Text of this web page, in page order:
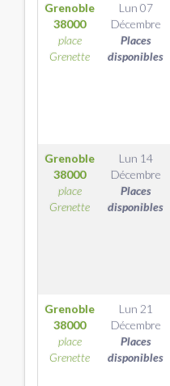
Grenoble
38000
place
Grenette
Lun 07
Décembre
Places
disponibles
Grenoble
38000
place
Grenette
Lun 14
Décembre
Places
disponibles
Grenoble
38000
place
Grenette
Lun 21
Décembre
Places
disponibles